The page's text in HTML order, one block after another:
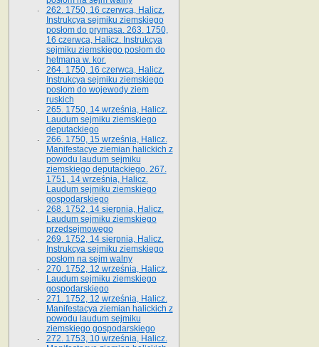
262. 1750, 16 czerwca, Halicz.
Instrukcya sejmiku ziemskiego
posłom do prymasa. 263. 1750,
16 czerwca, Halicz. Instrukcya
sejmiku ziemskiego posłom do
hetmana w. kor.
264. 1750, 16 czerwca, Halicz.
Instrukcya sejmiku ziemskiego
posłom do wojewody ziem
ruskich
265. 1750, 14 września, Halicz.
Laudum sejmiku ziemskiego
deputackiego
266. 1750, 15 września, Halicz.
Manifestacye ziemian halickich z
powodu laudum sejmiku
ziemskiego deputackiego. 267.
1751, 14 września, Halicz.
Laudum sejmiku ziemskiego
gospodarskiego
268. 1752, 14 sierpnia, Halicz.
Laudum sejmiku ziemskiego
przedsejmowego
269. 1752, 14 sierpnia, Halicz.
Instrukcya sejmiku ziemskiego
posłom na sejm walny
270. 1752, 12 września, Halicz.
Laudum sejmiku ziemskiego
gospodarskiego
271. 1752, 12 września, Halicz.
Manifestacya ziemian halickich z
powodu laudum sejmiku
ziemskiego gospodarskiego
272. 1753, 10 września, Halicz.